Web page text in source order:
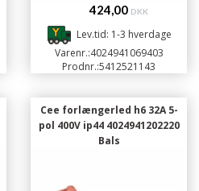
424,00 DKK
Lev.tid: 1-3 hverdage
Varenr.:4024941069403
Prodnr.:5412521143
Cee forlængerled h6 32A 5-
pol 400V ip44 4024941202220
Bals